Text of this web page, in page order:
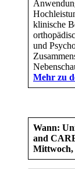
klinische
und
Mehr zu
Wann:
and
Mittwoch,